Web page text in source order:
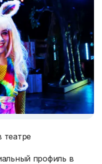
профиль в